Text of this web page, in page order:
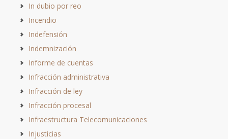
In dubio por reo
Incendio
Indefensión
Indemnización
Informe de cuentas
Infracción administrativa
Infracción de ley
Infracción procesal
Infraestructura Telecomunicaciones
Injusticias